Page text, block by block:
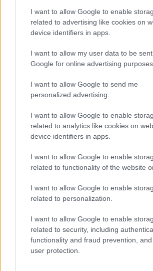
I want to allow Google to enable
related to advertising like cookies on
device identifiers in apps.
I want to allow my user data to be
Google for online advertising purposes.
I want to allow Google to send me
personalized advertising.
I want to allow Google to enable
related to analytics like cookies on
device identifiers in apps.
I want to allow Google to enable
related to functionality of the website
I want to allow Google to enable
related to personalization.
I want to allow Google to enable
related to security, including
functionality and fraud prevention,
user protection.
gyorsabban fut, mint a jog
Kéthónapos a Tisza-kormány:
ELEMZÉSEK